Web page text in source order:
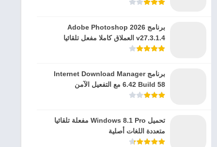
برنامج Adobe Photoshop 2026
v27.3.1.4 العملاق كاملا مفعل تلقائيا
برنامج Internet Download Manager
6.42 Build 58 مع التفعيل الآمن
تحميل Windows 8.1 Pro مفعلة تلقائيا
متعددة اللغات أصلية